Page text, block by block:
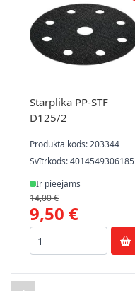
Starplika PP-STF
D125/2
Produkta kods: 203344
Svītrkods: 4014549306185
Ir pieejams
9,50 €
14,00 €